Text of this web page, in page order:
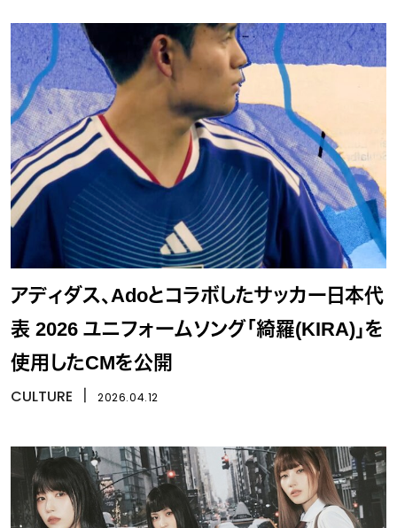
アディダス、Adoとコラボしたサッカー日本代
表 2026 ユニフォームソング「綺羅(KIRA)」を
使用したCMを公開
CULTURE 2026.04.12